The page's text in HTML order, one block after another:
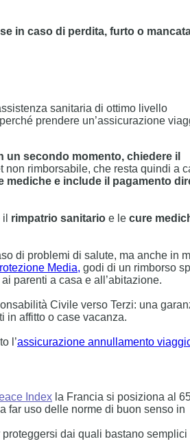
in caso di perdita, furto o
sanitaria di ottimo livello
prendere un’assicurazione
un secondo momento, chiedere il
non rimborsabile, che resta quindi a
mediche e include il pagamento
rimpatrio sanitario e le cure
di problemi di salute, ma anche in
Media, godi di un rimborso
parenti a casa e all’abitazione.
Civile verso Terzi: una
in affitto o case vacanza.
l’assicurazione annullamento
Index la Francia si posiziona al
far uso delle norme di buon senso in
dai quali bastano semplici